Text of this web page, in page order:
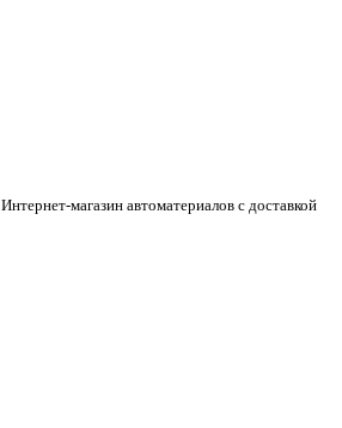
Интернет-магазин автоматериалов с доставкой